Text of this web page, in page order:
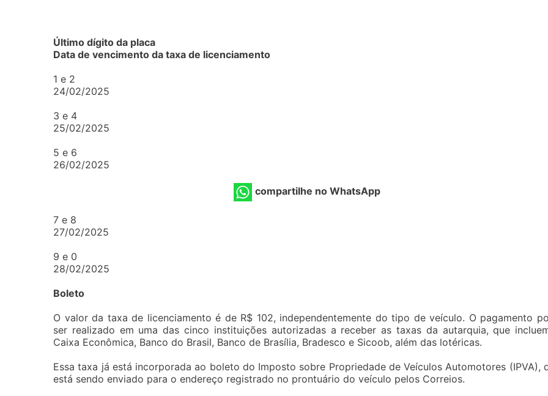
Último dígito da placa
Data de vencimento da taxa de licenciamento
1 e 2
24/02/2025
3 e 4
25/02/2025
5 e 6
26/02/2025
compartilhe no WhatsApp
7 e 8
27/02/2025
9 e 0
28/02/2025
Boleto
O valor da taxa de licenciamento é de R$ 102, independentemente do tipo de veículo. O pagamento
ser realizado em uma das cinco instituições autorizadas a receber as taxas da autarquia, que
Caixa Econômica, Banco do Brasil, Banco de Brasília, Bradesco e Sicoob, além das lotéricas.
Essa taxa já está incorporada ao boleto do Imposto sobre Propriedade de Veículos Automotores (IPVA),
está sendo enviado para o endereço registrado no prontuário do veículo pelos Correios.